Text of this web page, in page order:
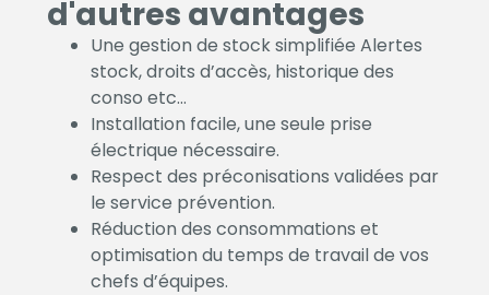
d'autres avantages
Une gestion de stock simplifiée Alertes
stock, droits d’accès, historique des
conso etc…
Installation facile, une seule prise
électrique nécessaire.
Respect des préconisations validées par
le service prévention.
Réduction des consommations et
optimisation du temps de travail de vos
chefs d’équipes.